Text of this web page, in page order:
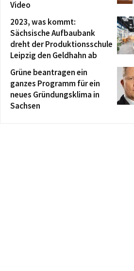
Video
2023, was kommt:
Sächsische Aufbaubank
dreht der Produktionsschule
Leipzig den Geldhahn ab
Grüne beantragen ein
ganzes Programm für ein
neues Gründungsklima in
Sachsen